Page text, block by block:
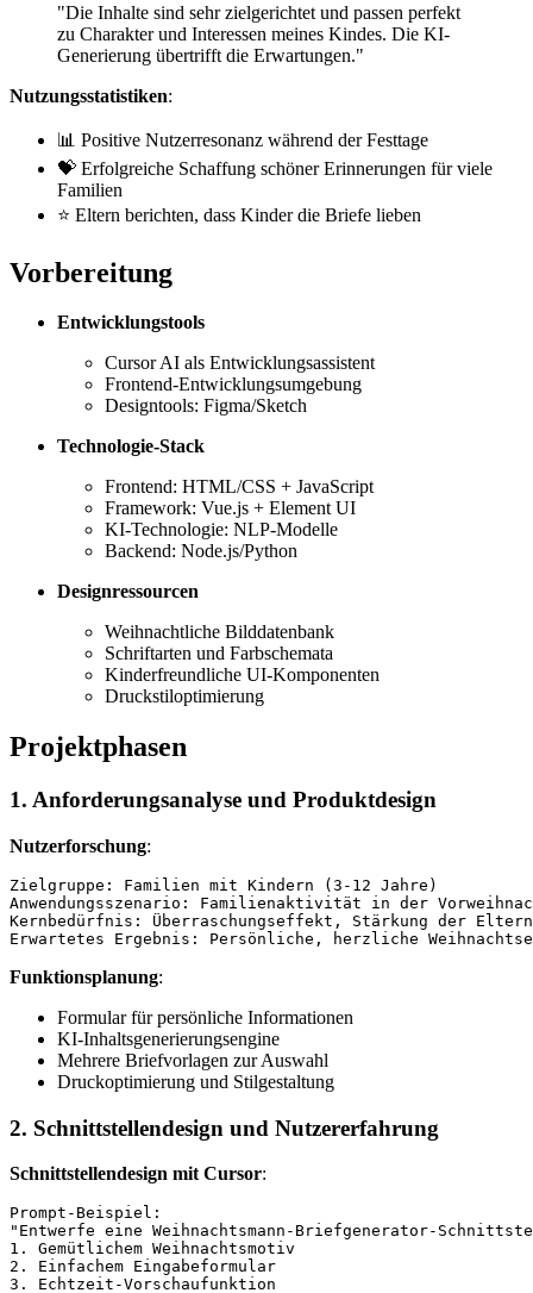
"Die Inhalte sind sehr zielgerichtet und passen perfekt
zu Charakter und Interessen meines Kindes. Die KI-
Generierung übertrifft die Erwartungen."
Nutzungsstatistiken:
📊 Positive Nutzerresonanz während der Festtage
💝 Erfolgreiche Schaffung schöner Erinnerungen für viele
Familien
⭐ Eltern berichten, dass Kinder die Briefe lieben
Vorbereitung
Entwicklungstools
Cursor AI als Entwicklungsassistent
Frontend-Entwicklungsumgebung
Designtools: Figma/Sketch
Technologie-Stack
Frontend: HTML/CSS + JavaScript
Framework: Vue.js + Element UI
KI-Technologie: NLP-Modelle
Backend: Node.js/Python
Designressourcen
Weihnachtliche Bilddatenbank
Schriftarten und Farbschemata
Kinderfreundliche UI-Komponenten
Druckstiloptimierung
Projektphasen
1. Anforderungsanalyse und Produktdesign
Nutzerforschung:
Zielgruppe: Familien mit Kindern (3-12 Jahre)
Anwendungsszenario: Familienaktivität in der
Kernbedürfnis: Überraschungseffekt, Stärkung der
Funktionsplanung:
Formular für persönliche Informationen
KI-Inhaltsgenerierungsengine
Mehrere Briefvorlagen zur Auswahl
Druckoptimierung und Stilgestaltung
2. Schnittstellendesign und Nutzererfahrung
Schnittstellendesign mit Cursor:
Prompt-Beispiel:
"Entwerfe eine Weihnachtsmann-Briefgenerator-
1. Gemütlichem Weihnachtsmotiv
2. Einfachem Eingabeformular
3. Echtzeit-Vorschaufunktion